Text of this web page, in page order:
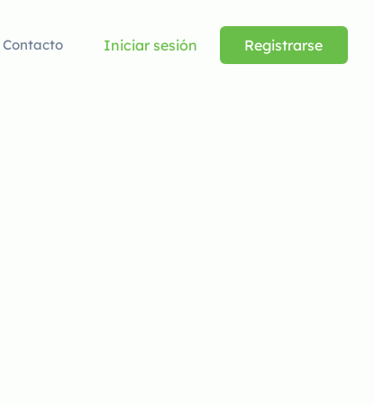
Contacto Iniciar sesión Registrarse